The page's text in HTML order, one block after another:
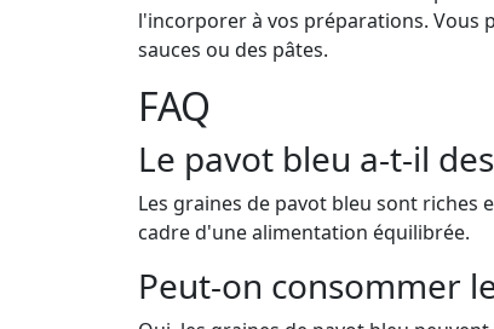
l'incorporer à vos préparations. Vous
sauces ou des pâtes.
FAQ
Le pavot bleu a-t-il
Les graines de pavot bleu sont
cadre d'une alimentation équilibrée.
Peut-on consommer